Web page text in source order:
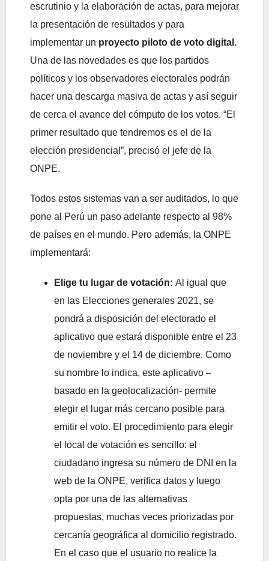
escrutinio y la elaboración de actas, para mejorar
la presentación de resultados y para
implementar un proyecto piloto de voto digital.
Una de las novedades es que los partidos
políticos y los observadores electorales podrán
hacer una descarga masiva de actas y así seguir
de cerca el avance del cómputo de los votos. “El
primer resultado que tendremos es el de la
elección presidencial”, precisó el jefe de la
ONPE.
Todos estos sistemas van a ser auditados, lo que
pone al Perú un paso adelante respecto al 98%
de países en el mundo. Pero además, la ONPE
implementará:
Elige tu lugar de votación: Al igual que
en las Elecciones generales 2021, se
pondrá a disposición del electorado el
aplicativo que estará disponible entre el 23
de noviembre y el 14 de diciembre. Como
su nombre lo indica, este aplicativo –
basado en la geolocalización- permite
elegir el lugar más cercano posible para
emitir el voto. El procedimiento para elegir
el local de votación es sencillo: el
ciudadano ingresa su número de DNI en la
web de la ONPE, verifica datos y luego
opta por una de las alternativas
propuestas, muchas veces priorizadas por
cercanía geográfica al domicilio registrado.
En el caso que el usuario no realice la